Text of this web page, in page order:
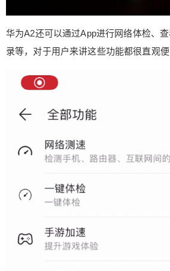
华为A2还可以通过App进行网络体检、
录等，对于用户来讲这些功能都很直观便